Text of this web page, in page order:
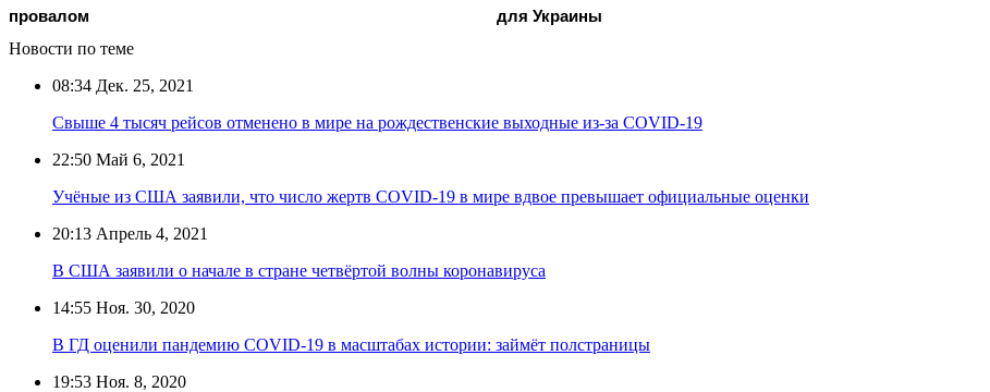
провалом
для Украины
Новости по теме
08:34 Дек. 25, 2021
Свыше 4 тысяч рейсов отменено в мире на рождественские выходные из-за COVID-19
22:50 Май 6, 2021
Учёные из США заявили, что число жертв COVID-19 в мире вдвое превышает официальные оценки
20:13 Апрель 4, 2021
В США заявили о начале в стране четвёртой волны коронавируса
14:55 Ноя. 30, 2020
В ГД оценили пандемию COVID-19 в масштабах истории: займёт полстраницы
19:53 Ноя. 8, 2020